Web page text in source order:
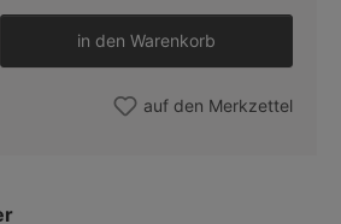
Gib den
in den Warenkorb
auf den Merkzettel